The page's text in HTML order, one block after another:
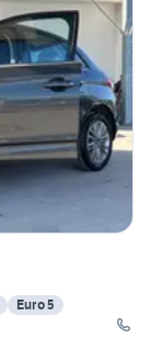
Euro 5